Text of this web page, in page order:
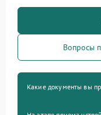
Вопросы
Какие документы вы